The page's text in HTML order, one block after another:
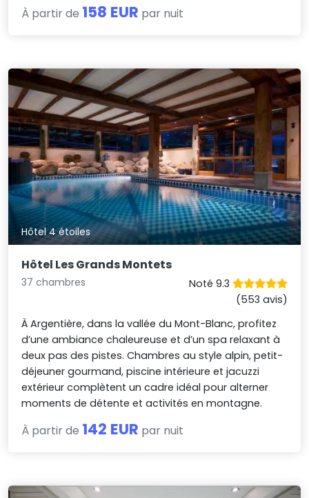
À partir de 158 EUR par nuit
Hôtel 4 étoiles
Hôtel Les Grands Montets
37 chambres
Noté 9.3
(553 avis)
À Argentière, dans la vallée du Mont-Blanc, profitez
d’une ambiance chaleureuse et d’un spa relaxant à
deux pas des pistes. Chambres au style alpin, petit-
déjeuner gourmand, piscine intérieure et jacuzzi
extérieur complètent un cadre idéal pour alterner
moments de détente et activités en montagne.
À partir de 142 EUR par nuit